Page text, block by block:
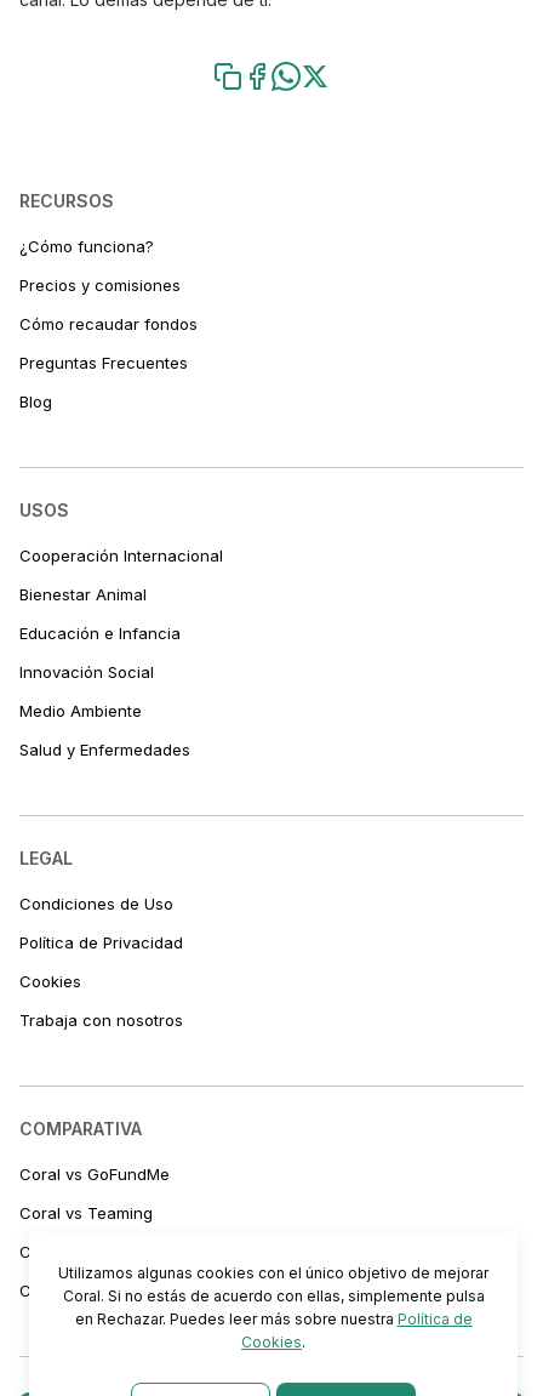
RECURSOS
¿Cómo funciona?
Precios y comisiones
Cómo recaudar fondos
Preguntas Frecuentes
Blog
USOS
Cooperación Internacional
Bienestar Animal
Educación e Infancia
Innovación Social
Medio Ambiente
Salud y Enfermedades
LEGAL
Condiciones de Uso
Política de Privacidad
Cookies
Trabaja con nosotros
COMPARATIVA
Coral vs GoFundMe
Coral vs Teaming
Coral vs Bizum
Coral vs Transferencias
Utilizamos algunas cookies con el único objetivo de mejorar
Coral. Si no estás de acuerdo con ellas, simplemente pulsa
en Rechazar. Puedes leer más sobre nuestra Política de
Cookies.